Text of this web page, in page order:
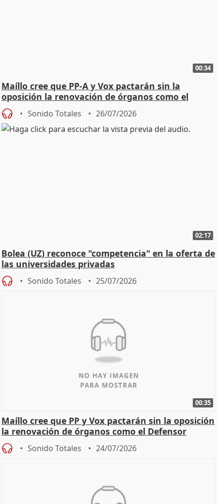
00:34
Maíllo cree que PP-A y Vox pactarán sin la
oposición la renovación de órganos como el
Defensor
Sonido Totales 26/07/2026
02:17
Bolea (UZ) reconoce "competencia" en la oferta de
las universidades privadas
Sonido Totales 25/07/2026
00:35
Maíllo cree que PP y Vox pactarán sin la oposición
la renovación de órganos como el Defensor
Sonido Totales 24/07/2026